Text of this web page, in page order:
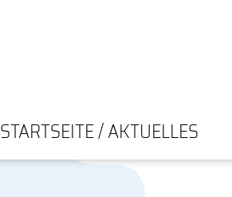
STARTSEITE / AKTUELLES